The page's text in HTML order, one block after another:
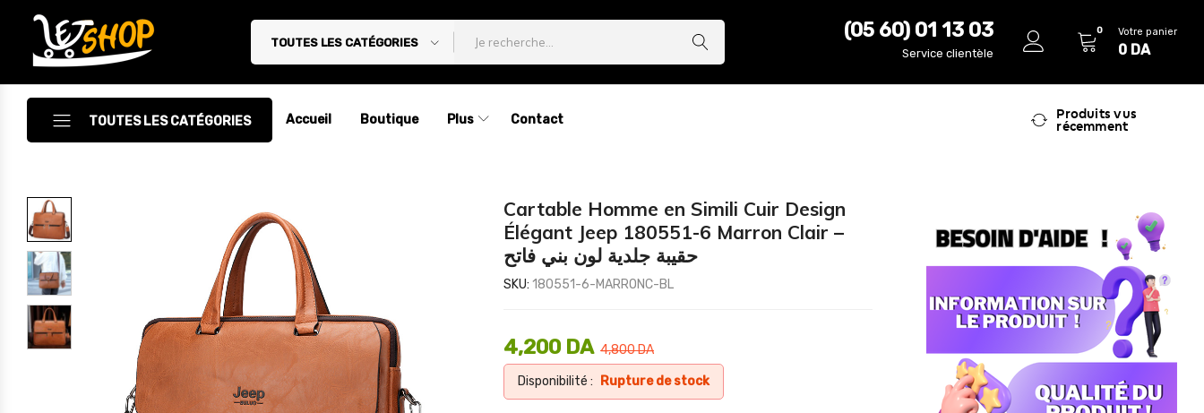
Letshop.dz
TOUTES LES CATÉGORIES
(05 60) 01 13 03
Service clientèle
0 Votre panier
0 DA
TOUTES LES CATÉGORIES
Accessoires
Accessoires Auto/Moto
Accessoires PC
Camping & Randonnée
Cuisine
Electroménager
Accueil Boutique Plus Contact
Produits vus
récemment
Cartable Homme en Simili Cuir Design
Élégant Jeep 180551-6 Marron Clair –
حقيبة جلدية لون بني فاتح
SKU: 180551-6-MARRONC-BL
4,800DA
4,200 DA
Disponibilité : Rupture de stock